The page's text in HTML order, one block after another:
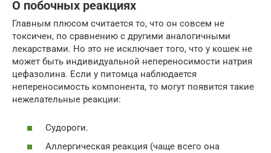
О побочных реакциях
Главным плюсом считается то, что он совсем не
токсичен, по сравнению с другими аналогичными
лекарствами. Но это не исключает того, что у кошек не
может быть индивидуальной непереносимости натрия
цефазолина. Если у питомца наблюдается
непереносимость компонента, то могут появится такие
нежелательные реакции:
Судороги.
Аллергическая реакция (чаще всего она